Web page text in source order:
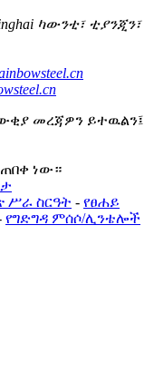
ካውንቲ፣ ቲያንጂን፣
መረጃዎን ይተዉልን፤
ነው።
ሥራ ስርዓት - የፀሐይ
የግድግዳ ምሰሶ/ሊንቴሎች